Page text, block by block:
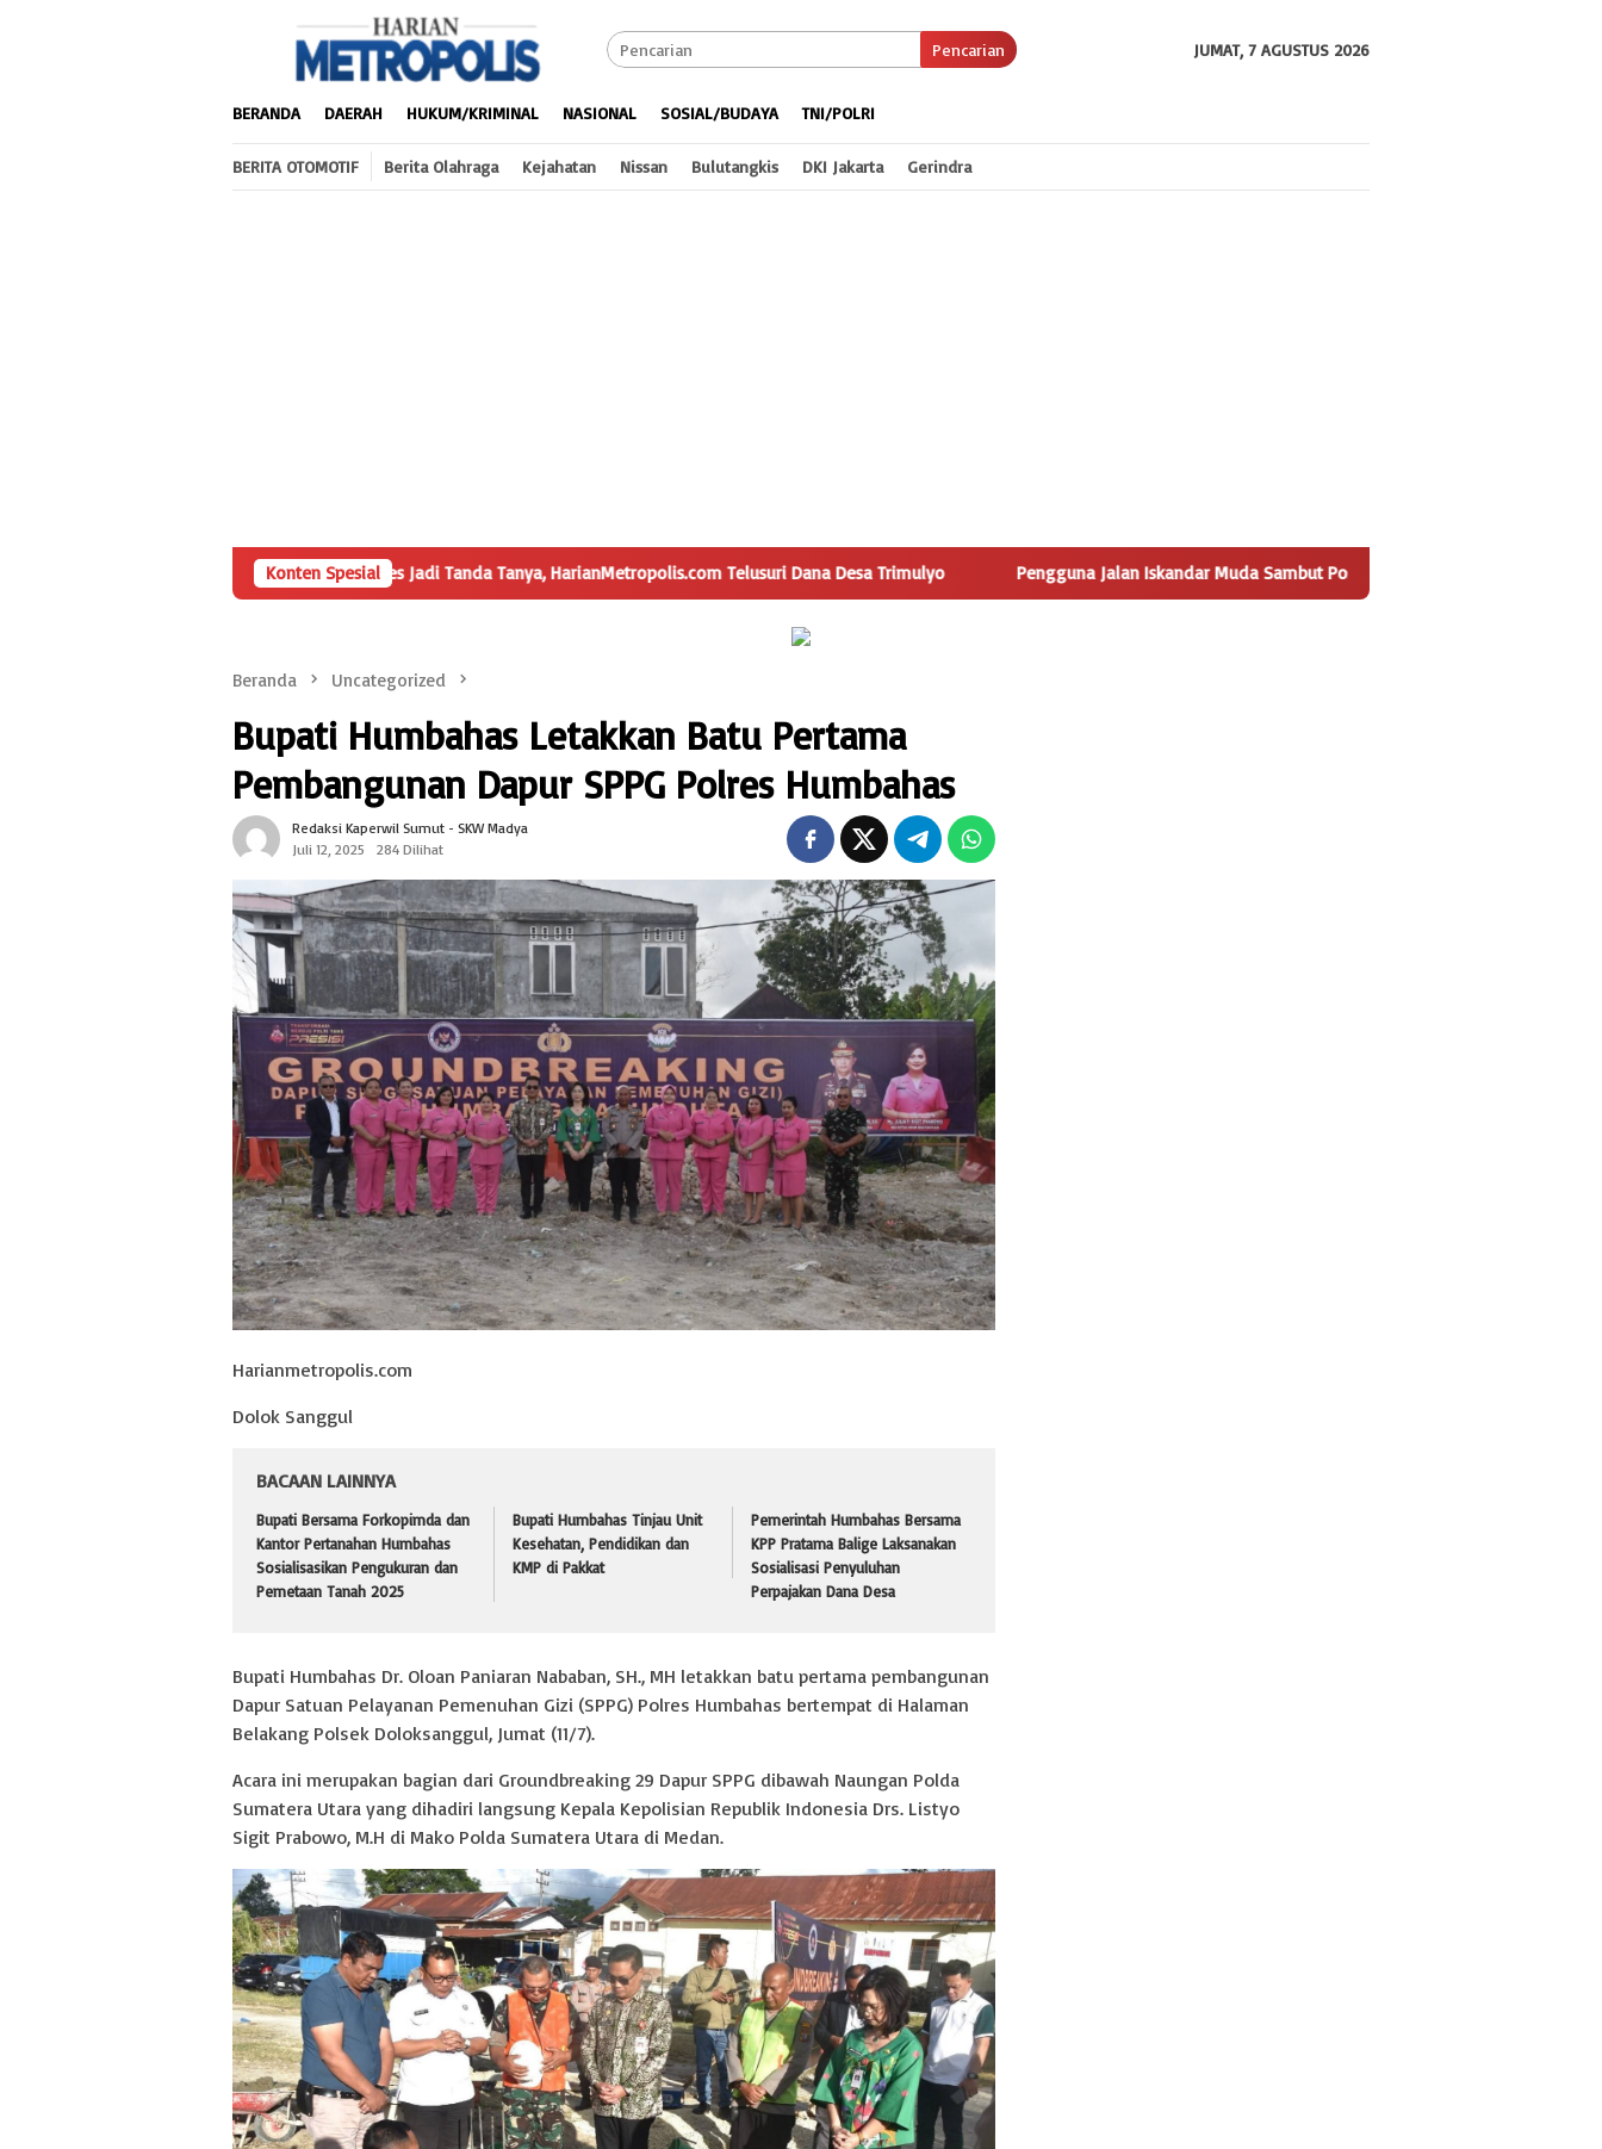
Pencarian JUMAT, 7 AGUSTUS 2026
BERANDA DAERAH HUKUM/KRIMINAL NASIONAL SOSIAL/BUDAYA TNI/POLRI
BERITA OTOMOTIF Berita Olahraga Kejahatan Nissan Bulutangkis DKI Jakarta Gerindra
Konten Spesial
Penyertaan Modal BUMDes Jadi Tanda Tanya, HarianMetropolis.com Telusuri Dana Desa Trimulyo Pengguna Jalan Iskandar Muda Sambut Positif Pembangunan Tempat Pengelolaan Sampah
Beranda Uncategorized
Bupati Humbahas Letakkan Batu Pertama
Pembangunan Dapur SPPG Polres Humbahas
Redaksi Kaperwil Sumut - SKW Madya
Juli 12, 2025
284 Dilihat
Harianmetropolis.com
Dolok Sanggul
BACAAN LAINNYA
Bupati Bersama Forkopimda dan
Kantor Pertanahan Humbahas
Sosialisasikan Pengukuran dan
Pemetaan Tanah 2025
Bupati Humbahas Tinjau Unit
Kesehatan, Pendidikan dan
KMP di Pakkat
Pemerintah Humbahas Bersama
KPP Pratama Balige Laksanakan
Sosialisasi Penyuluhan
Perpajakan Dana Desa
Bupati Humbahas Dr. Oloan Paniaran Nababan, SH., MH letakkan batu pertama pembangunan
Dapur Satuan Pelayanan Pemenuhan Gizi (SPPG) Polres Humbahas bertempat di Halaman
Belakang Polsek Doloksanggul, Jumat (11/7).
Acara ini merupakan bagian dari Groundbreaking 29 Dapur SPPG dibawah Naungan Polda
Sumatera Utara yang dihadiri langsung Kepala Kepolisian Republik Indonesia Drs. Listyo
Sigit Prabowo, M.H di Mako Polda Sumatera Utara di Medan.